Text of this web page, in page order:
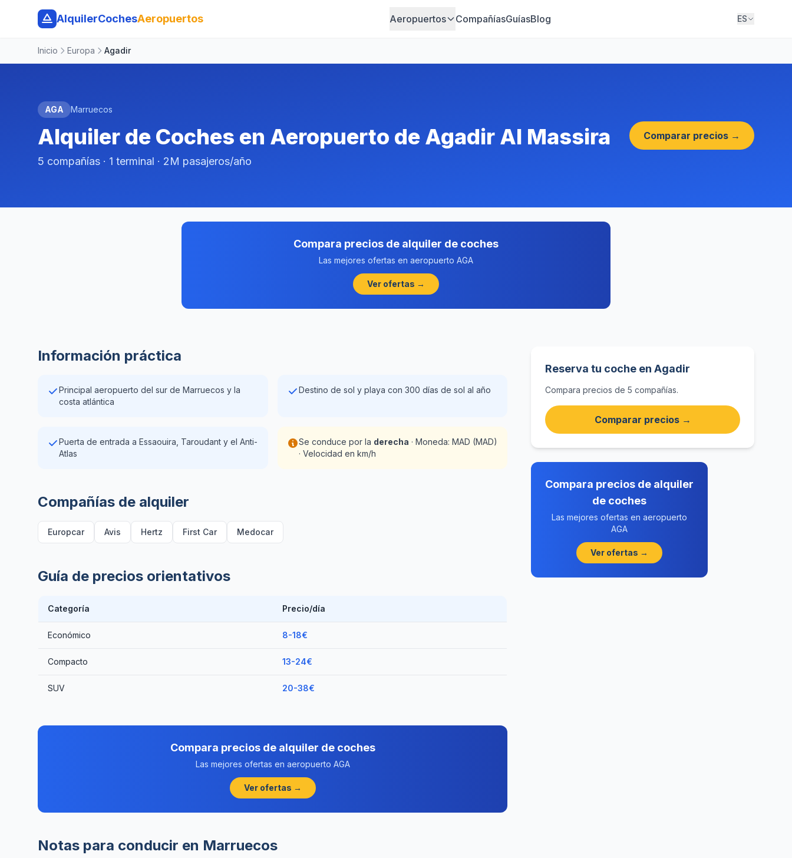
AlquilerCochesAeropuertos Aeropuertos CompañíasGuíasBlog ES
Inicio Europa Agadir
AGA Marruecos
Alquiler de Coches en Aeropuerto de Agadir Al Massira
5 compañías · 1 terminal · 2M pasajeros/año
Comparar precios →
Compara precios de alquiler de coches
Las mejores ofertas en aeropuerto AGA
Ver ofertas →
Información práctica
Principal aeropuerto del sur de Marruecos y la
costa atlántica
Destino de sol y playa con 300 días de sol al año
Puerta de entrada a Essaouira, Taroudant y el Anti-
Atlas
Se conduce por la derecha · Moneda: MAD (MAD)
· Velocidad en km/h
Compañías de alquiler
Europcar Avis Hertz First Car Medocar
Guía de precios orientativos
Categoría Precio/día
Económico 8-18€
Compacto 13-24€
SUV 20-38€
Compara precios de alquiler de coches
Las mejores ofertas en aeropuerto AGA
Ver ofertas →
Notas para conducir en Marruecos
Reserva tu coche en Agadir
Compara precios de 5 compañías.
Comparar precios →
Compara precios de alquiler
de coches
Las mejores ofertas en aeropuerto
AGA
Ver ofertas →